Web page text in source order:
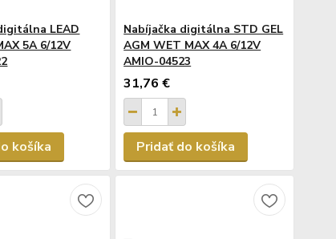
LEAD
5A 6/12V
košíka
Nabíjačka digitálna STD GEL
AGM WET MAX 4A 6/12V
AMIO-04523
31,76 €
Pridať do košíka